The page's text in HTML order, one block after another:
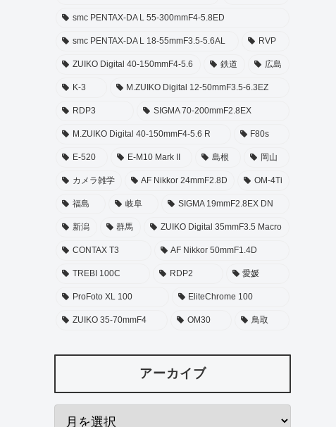
smc PENTAX-DA L 55-300mmF4-5.8ED
smc PENTAX-DA L 18-55mmF3.5-5.6AL RVP
ZUIKO Digital 40-150mmF4-5.6 鉄道 広島
K-3 M.ZUIKO Digital 12-50mmF3.5-6.3EZ
RDP3 SIGMA 70-200mmF2.8EX
M.ZUIKO Digital 40-150mmF4-5.6 R F80s
E-520 E-M10 Mark II 島根 岡山
カメラ雑学 AF Nikkor 24mmF2.8D OM-4Ti
福島 岐阜 SIGMA 19mmF2.8EX DN
新潟 群馬 ZUIKO Digital 35mmF3.5 Macro
CONTAX T3 AF Nikkor 50mmF1.4D
TREBI 100C RDP2 愛媛
ProFoto XL 100 EliteChrome 100
ZUIKO 35-70mmF4 OM30 鳥取
アーカイブ